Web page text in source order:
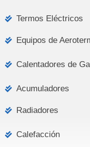
Termos Eléctricos
Equipos de
Calentadores de
Acumuladores
Radiadores
Calefacción